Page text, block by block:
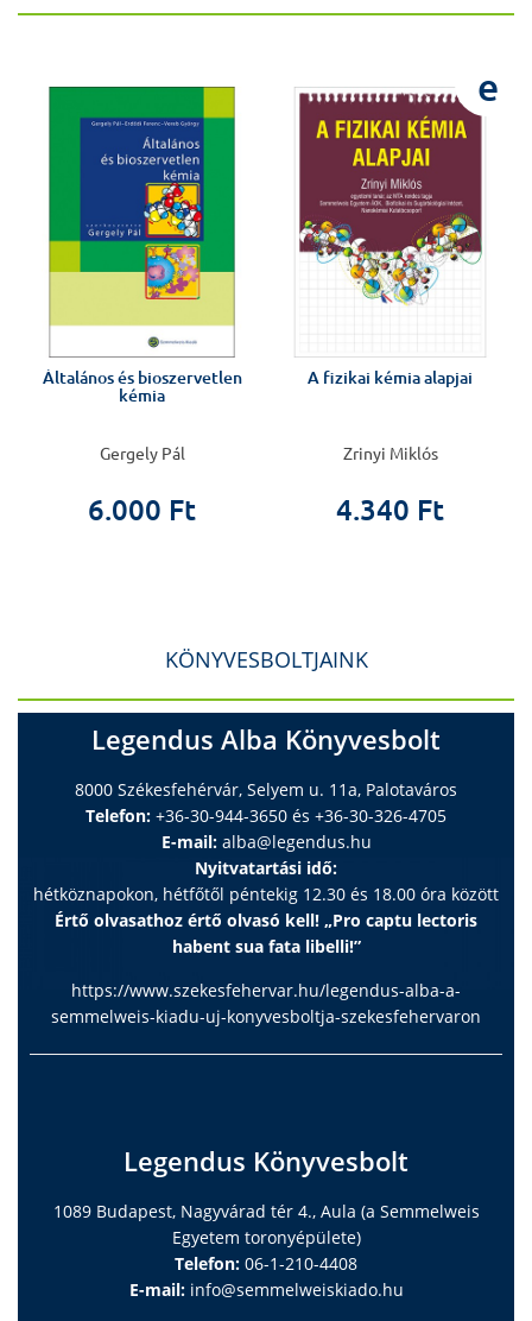
Általános és bioszervetlen
kémia
Gergely Pál
6.000 Ft
e
A fizikai kémia alapjai
Zrinyi Miklós
4.340 Ft
KÖNYVESBOLTJAINK
Legendus Alba Könyvesbolt
8000 Székesfehérvár, Selyem u. 11a, Palotaváros
Telefon: +36-30-944-3650 és +36-30-326-4705
E-mail: alba@legendus.hu
Nyitvatartási idő:
hétköznapokon, hétfőtől péntekig 12.30 és 18.00 óra között
Értő olvasathoz értő olvasó kell! „Pro captu lectoris
habent sua fata libelli!”
https://www.szekesfehervar.hu/legendus-alba-a-
semmelweis-kiadu-uj-konyvesboltja-szekesfehervaron
Legendus Könyvesbolt
1089 Budapest, Nagyvárad tér 4., Aula (a Semmelweis
Egyetem toronyépülete)
Telefon: 06-1-210-4408
E-mail: info@semmelweiskiado.hu